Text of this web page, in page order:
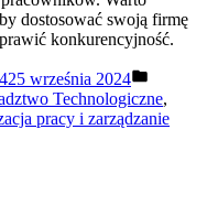
dostosować swoją firmę
konkurencyjność.
25 września 2024
w
Technologiczne,
pracy i zarządzanie